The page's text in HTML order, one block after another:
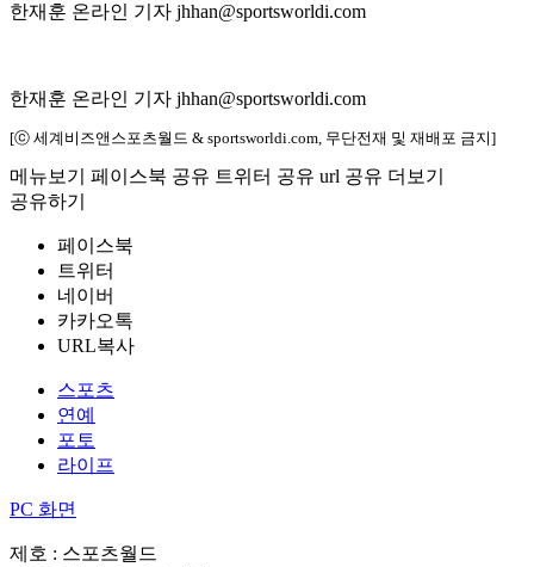
한재훈 온라인 기자 jhhan@sportsworldi.com
한재훈 온라인 기자 jhhan@sportsworldi.com
[ⓒ 세계비즈앤스포츠월드 & sportsworldi.com, 무단전재 및 재배포 금지]
메뉴보기 페이스북 공유 트위터 공유 url 공유 더보기
공유하기
페이스북
트위터
네이버
카카오톡
URL복사
스포츠
연예
포토
라이프
PC 화면
제호 : 스포츠월드